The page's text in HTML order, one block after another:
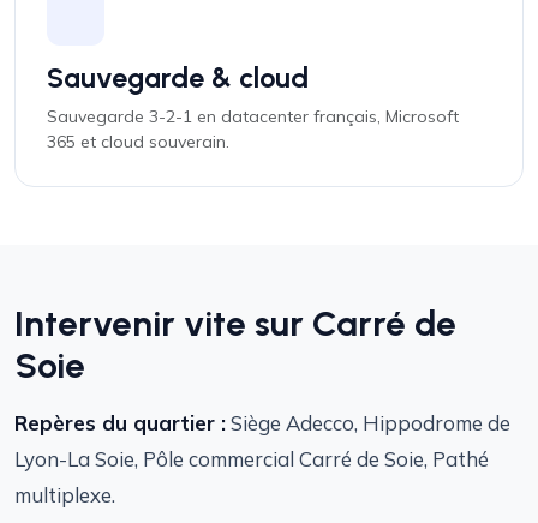
Sauvegarde & cloud
Sauvegarde 3-2-1 en datacenter français, Microsoft
365 et cloud souverain.
Intervenir vite sur Carré de
Soie
Repères du quartier :Siège Adecco, Hippodrome de
Lyon-La Soie, Pôle commercial Carré de Soie, Pathé
multiplexe.